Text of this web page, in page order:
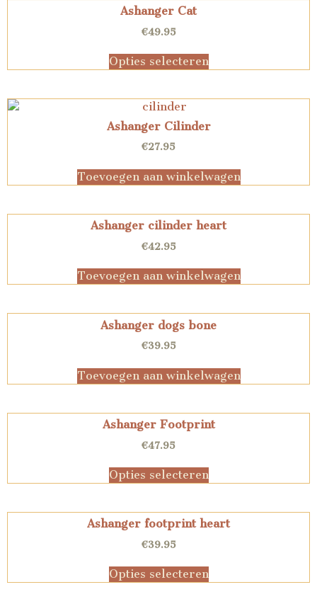
Ashanger Cat
€49.95
Opties selecteren
Ashanger Cilinder
€27.95
Toevoegen aan winkelwagen
Ashanger cilinder heart
€42.95
Toevoegen aan winkelwagen
Ashanger dogs bone
€39.95
Toevoegen aan winkelwagen
Ashanger Footprint
€47.95
Opties selecteren
Ashanger footprint heart
€39.95
Opties selecteren